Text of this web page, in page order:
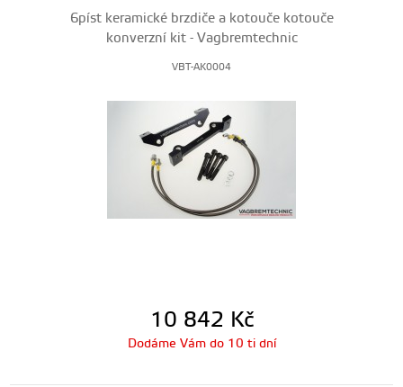
6píst keramické brzdiče a kotouče kotouče
konverzní kit - Vagbremtechnic
VBT-AK0004
10 842 Kč
Dodáme Vám do 10 ti dní